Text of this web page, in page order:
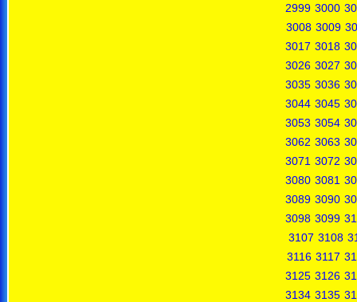
2999 3000
3008 3009
3017 3018
3026 3027
3035 3036
3044 3045
3053 3054
3062 3063
3071 3072
3080 3081
3089 3090
3098 3099
3107 3108
3116 3117
3125 3126
3134 3135